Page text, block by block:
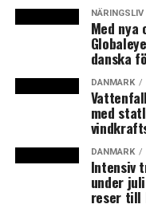
transportörsansvaret
måste genomgå en
därefter en
ID-kontrollerna låg
färjerederierna med
per person som
godkänd ID-
över Öresund som
Inledningsvis krävdes
passagerarna klev
Köpenhamns
NÄRINGSLIV
Med nya
danska
DANMARK
med
DANMARK
Intensiv
under
reser till